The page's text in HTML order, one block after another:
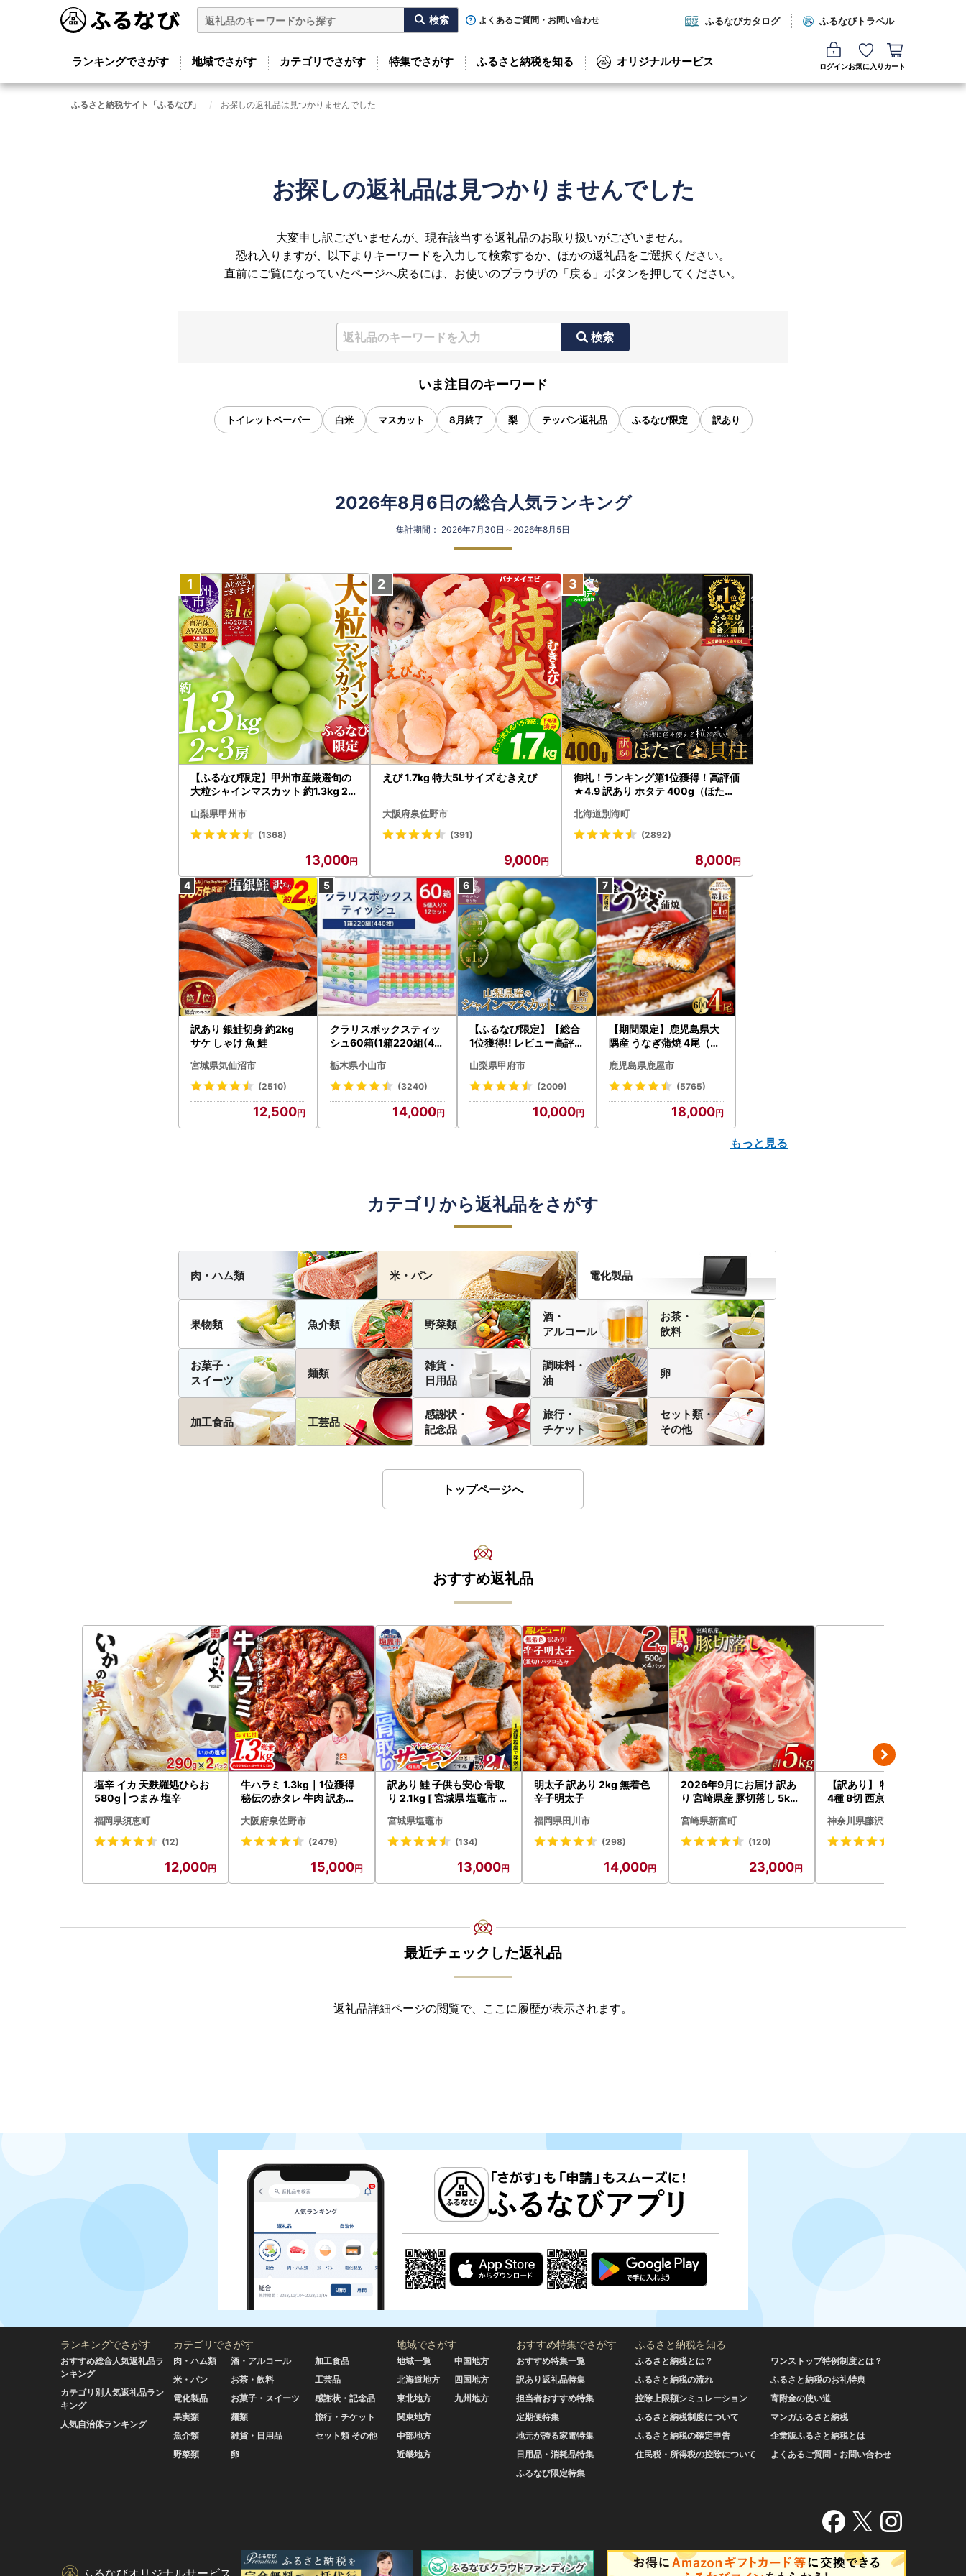
よくあるご質問・お問い合わせ ふるなびカタログ ふるなびトラベル
ランキングでさがす 地域でさがす カテゴリでさがす 特集でさがす ふるさと納税を知る オリジナルサービス ログインお気に入り カート
ふるさと納税サイト「ふるなび」 お探しの返礼品は見つかりませんでした
お探しの返礼品は見つかりませんでした
大変申し訳ございませんが、現在該当する返礼品のお取り扱いがございません。
恐れ入りますが、以下よりキーワードを入力して検索するか、ほかの返礼品をご選択ください。
直前にご覧になっていたページへ戻るには、お使いのブラウザの「戻る」ボタンを押してください。
検索
いま注目のキーワード
トイレットペーパー 白米 マスカット 8月終了 梨 テッパン返礼品 ふるなび限定 訳あり
2026年8月6日の総合人気ランキング
集計期間： 2026年7月30日～2026年8月5日
【ふるなび限定】甲州市産厳選旬の
大粒シャインマスカット 約1.3kg 2
472 FN-Limited-VO シャインマス
カット フルーツ
山梨県甲州市
(1368)
13,000
えび 1.7kg 特大5Lサイズ むきえび
大阪府泉佐野市
(391)
9,000
御礼！ランキング第1位獲得！高評価
★4.9 訳あり ホタテ 400g（ほたて
北海道別海町
(2892)
8,000
訳あり 銀鮭切身 約2kg
サケ しゃけ 魚 鮭
宮城県気仙沼市
(2510)
12,500
クラリスボックスティッ
シュ60箱(1箱220組(44
ト)【配送不可地域：離島
・沖縄県】【1256759】
栃木県小山市
(3240)
14,000
【ふるなび限定】【総合
1位獲得!! レビュー高評価
〉山梨県産 シャインマス
カット 2～3房（1.0kg以
N-Limited-SP
山梨県甲府市
(2009)
10,000
【期間限定】鹿児島県大
隅産 うなぎ蒲焼 4尾（60
cp18 うなぎ 鰻 魚 惣菜 総
菜
鹿児島県鹿屋市
(5765)
18,000
もっと見る
カテゴリから返礼品をさがす
肉・ハム類 米・パン 電化製品
果物類 魚介類 野菜類
酒・
アルコール
お茶・
飲料
お菓子・
スイーツ
麺類
雑貨・
日用品
調味料・
油
卵
加工食品 工芸品
感謝状・
記念品
旅行・
チケット
セット類・
その他
トップページへ
おすすめ返礼品
塩辛 イカ 天麩羅処ひらお
580g | つまみ 塩辛
福岡県須恵町
(12)
12,000
牛ハラミ 1.3kg｜1位獲得
秘伝の赤タレ 牛肉 訳あり
大阪府泉佐野市
(2479)
15,000
訳あり 鮭 子供も安心 骨取
り 2.1kg [ 宮城県 塩竈市 ]
宮城県塩竈市
(134)
13,000
明太子 訳あり 2kg 無着色
辛子明太子
福岡県田川市
(298)
14,000
2026年9月にお届け 訳あ
り 宮崎県産 豚切落し 5kg
宮崎県新富町
(120)
23,000
【訳あり】 特大 西京漬け
4種 8切 西京漬け
神奈川県藤沢市
最近チェックした返礼品
返礼品詳細ページの閲覧で、ここに履歴が表示されます。
ランキングでさがす
おすすめ総合人気返礼品ラ
ンキング
カテゴリ別人気返礼品ラン
キング
人気自治体ランキング
カテゴリでさがす
肉・ハム類
米・パン
電化製品
果実類
魚介類
野菜類
酒・アルコール
お茶・飲料
お菓子・スイーツ
麺類
雑貨・日用品
卵
加工食品
工芸品
感謝状・記念品
旅行・チケット
セット類 その他
地域でさがす
地域一覧
北海道地方
東北地方
関東地方
中部地方
近畿地方
中国地方
四国地方
九州地方
おすすめ特集でさがす
おすすめ特集一覧
訳あり返礼品特集
担当者おすすめ特集
定期便特集
地元が誇る家電特集
日用品・消耗品特集
ふるなび限定特集
ふるさと納税を知る
ふるさと納税とは？
ふるさと納税の流れ
控除上限額シミュレーション
ふるさと納税制度について
ふるさと納税の確定申告
住民税・所得税の控除について
ワンストップ特例制度とは？
ふるさと納税のお礼特典
寄附金の使い道
マンガふるさと納税
企業版ふるさと納税とは
よくあるご質問・お問い合わせ